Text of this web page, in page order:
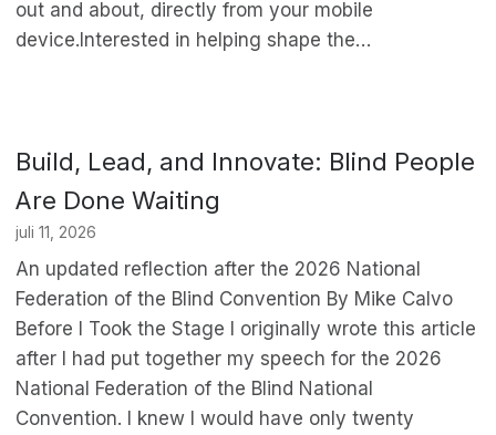
out and about, directly from your mobile
device.Interested in helping shape the…
Build, Lead, and Innovate: Blind People
Are Done Waiting
juli 11, 2026
An updated reflection after the 2026 National
Federation of the Blind Convention By Mike Calvo
Before I Took the Stage I originally wrote this article
after I had put together my speech for the 2026
National Federation of the Blind National
Convention. I knew I would have only twenty